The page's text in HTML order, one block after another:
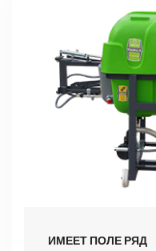
ИМЕЕТ ПОЛЕ РЯД